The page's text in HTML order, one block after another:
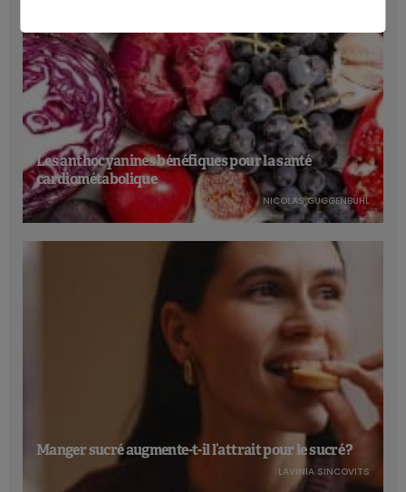
Les anthocyanines bénéfiques pour la santé
cardiométabolique
NICOLAS GUGGENBÜHL
Manger sucré augmente-t-il l’attrait pour le sucré ?
LAVINIA SINCOVITS